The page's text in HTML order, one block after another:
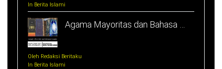
In Berita Islami
Agama Mayoritas dan Bahasa …
Oleh Redaksi Beritaku
In Berita Islami